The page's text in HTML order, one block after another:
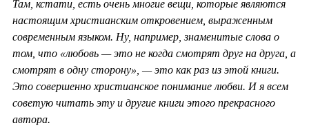
Там, кстати, есть очень многие вещи, которые являются
настоящим христианским откровением, выраженным
современным языком. Ну, например, знаменитые слова о
том, что «любовь — это не когда смотрят друг на друга, а
смотрят в одну сторону», — это как раз из этой книги.
Это совершенно христианское понимание любви. И я всем
советую читать эту и другие книги этого прекрасного
автора.